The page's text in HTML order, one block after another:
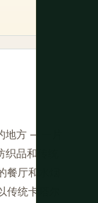
方 — 一片
品和传统
厅和水烟
统卡塔尔